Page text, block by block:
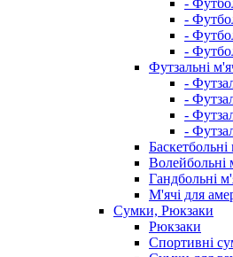
-
-
-
-
Футзальні
-
-
-
-
Баскетбольні
Волейбольні
Гандбольні
М'ячі для
Сумки, Рюкзаки
Рюкзаки
Спортивні